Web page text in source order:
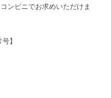
ンビニでお求めいただけま
】